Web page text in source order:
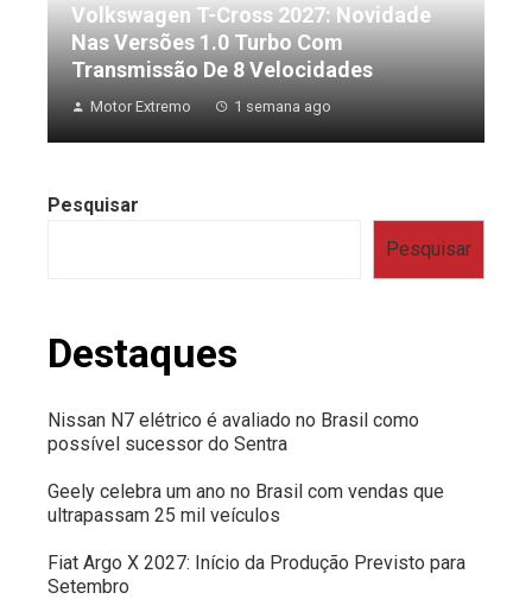
Volkswagen T-Cross 2027: Novidade
Nas Versões 1.0 Turbo Com
Transmissão De 8 Velocidades
Motor Extremo 1 semana ago
Pesquisar
Pesquisar
Destaques
Nissan N7 elétrico é avaliado no Brasil como
possível sucessor do Sentra
Geely celebra um ano no Brasil com vendas que
ultrapassam 25 mil veículos
Fiat Argo X 2027: Início da Produção Previsto para
Setembro